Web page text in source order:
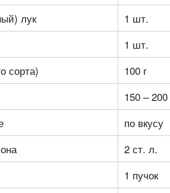
лук
1 шт.
1 шт.
сорта)
100 г
150 – 200
по вкусу
2 ст. л.
1 пучок